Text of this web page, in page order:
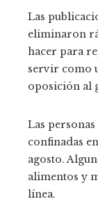
Las
eliminaron
hacer para
servir como
oposición al
Las
confinadas
agosto.
alimentos y
línea.